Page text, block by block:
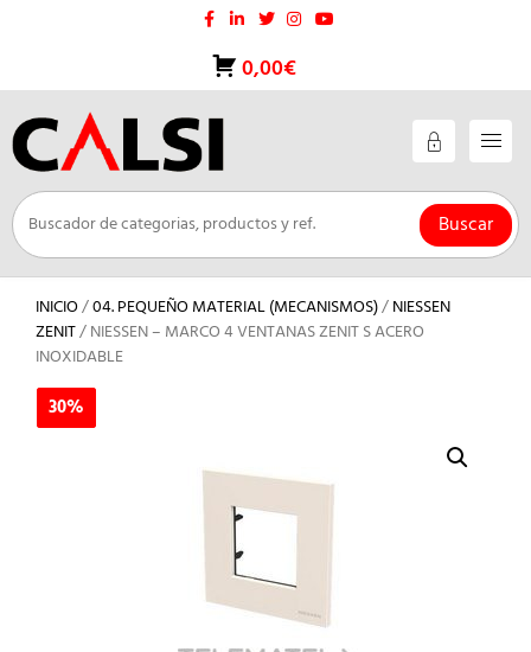
0,00€
Buscar
INICIO/04. PEQUEÑO MATERIAL (MECANISMOS)/NIESSEN
ZENIT/ NIESSEN – MARCO 4 VENTANAS ZENIT S ACERO
INOXIDABLE
30%
30%